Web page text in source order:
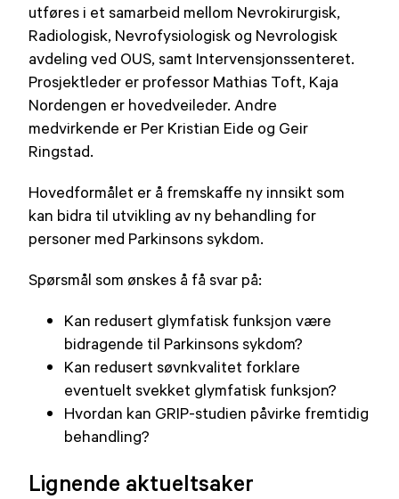
utføres i et samarbeid mellom Nevrokirurgisk,
Radiologisk, Nevrofysiologisk og Nevrologisk
avdeling ved OUS, samt Intervensjonssenteret.
Prosjektleder er professor Mathias Toft, Kaja
Nordengen er hovedveileder. Andre
medvirkende er Per Kristian Eide og Geir
Ringstad.
Hovedformålet er å fremskaffe ny innsikt som
kan bidra til utvikling av ny behandling for
personer med Parkinsons sykdom.
Spørsmål som ønskes å få svar på:
Kan redusert glymfatisk funksjon være
bidragende til Parkinsons sykdom?
Kan redusert søvnkvalitet forklare
eventuelt svekket glymfatisk funksjon?
Hvordan kan GRIP-studien påvirke fremtidig
behandling?
Lignende aktueltsaker